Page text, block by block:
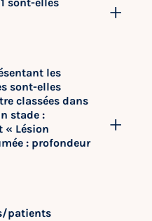
les
sont-elles
classées dans
stade :
« Lésion
: profondeur
patients